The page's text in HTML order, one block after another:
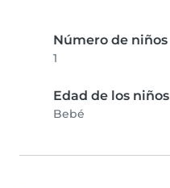
Número de niños
1
Edad de los niños
Bebé